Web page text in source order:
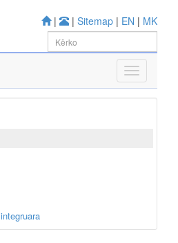
| | Sitemap | EN | MK